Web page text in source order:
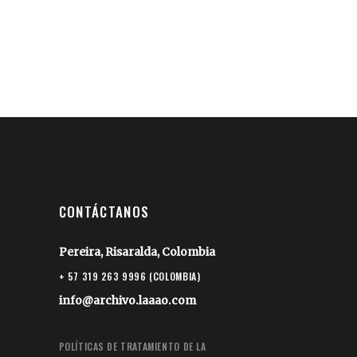
CONTÁCTANOS
Pereira, Risaralda, Colombia
+ 57 319 263 9996 (COLOMBIA)
info@archivo.laaao.com
POLÍTICAS DE TRATAMIENTO DE LA